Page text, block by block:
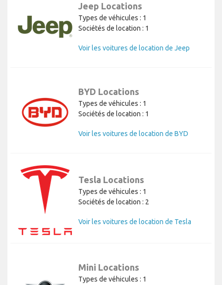
Jeep Locations
Types de véhicules : 1
Sociétés de location : 1
Voir les voitures de location de Jeep
BYD Locations
Types de véhicules : 1
Sociétés de location : 1
Voir les voitures de location de BYD
Tesla Locations
Types de véhicules : 1
Sociétés de location : 2
Voir les voitures de location de Tesla
Mini Locations
Types de véhicules : 1